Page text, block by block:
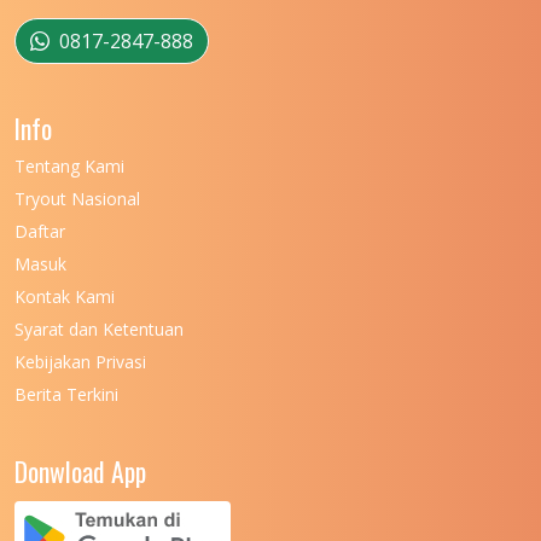
UNIVERSITAS MUSAMUS
UNIVERSITAS NEGERI KHAIRUN
UNIVERSITAS NEGERI MEDAN
UNIVERSITAS NEGERI PADANG
UNIVERSITAS NUSA CENDANA
0817-2847-888
Info
Tentang Kami
Tryout Nasional
Daftar
Masuk
Kontak Kami
Syarat dan Ketentuan
Kebijakan Privasi
Berita Terkini
Donwload App